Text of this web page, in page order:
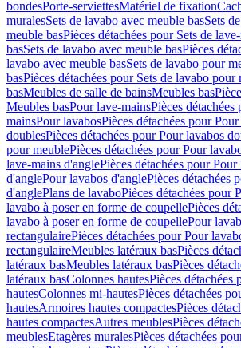
bondesPorte-serviettesMatériel de fixation
muralesSets de lavabo avec meuble basSets
meuble basPièces détachées pour Sets de
basSets de lavabo avec meuble basPièces
lavabo avec meuble basSets de lavabo pour
basPièces détachées pour Sets de lavabo
basMeubles de salle de bainsMeubles bas
Meubles basPour lave-mainsPièces
mainsPour lavabosPièces détachées pour
doublesPièces détachées pour Pour lavabos
pour meublePièces détachées pour Pour
lave-mains d'anglePièces détachées pour
d'anglePour lavabos d'anglePièces détachées
d'anglePlans de lavaboPièces détachées pour
lavabo à poser en forme de coupellePièces
lavabo à poser en forme de coupellePour
rectangulairePièces détachées pour Pour
rectangulaireMeubles latéraux basPièces
latéraux basMeubles latéraux basPièces
latéraux basColonnes hautesPièces détachées
hautesColonnes mi-hautesPièces détachées
hautesArmoires hautes compactesPièces
hautes compactesAutres meublesPièces
meublesEtagères muralesPièces détachées